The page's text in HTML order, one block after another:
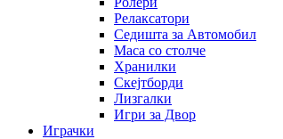
Релаксатори
Седишта за Автомобил
Маса со столче
Хранилки
Скејтборди
Лизгалки
Игри за Двор
Играчки